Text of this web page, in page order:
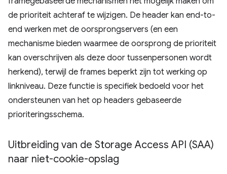
de prioriteit achteraf te wijzigen. De header kan end-to-
end werken met de oorsprongservers (en een
mechanisme bieden waarmee de oorsprong de prioriteit
kan overschrijven als deze door tussenpersonen wordt
herkend), terwijl de frames beperkt zijn tot werking op
linkniveau. Deze functie is specifiek bedoeld voor het
ondersteunen van het op headers gebaseerde
prioriteringsschema.
Uitbreiding van de Storage Access API (SAA)
naar niet-cookie-opslag